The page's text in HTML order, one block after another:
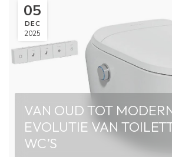
05
DEC
2025
VAN OUD TOT
EVOLUTIE VAN
WC’S